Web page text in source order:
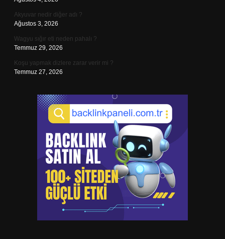
Akyuvar nedir diğer adı ?
Ağustos 3, 2026
Wagyu sığır eti neden pahalı ?
Temmuz 29, 2026
Koşu yapmak dizlere zarar verir mi ?
Temmuz 27, 2026